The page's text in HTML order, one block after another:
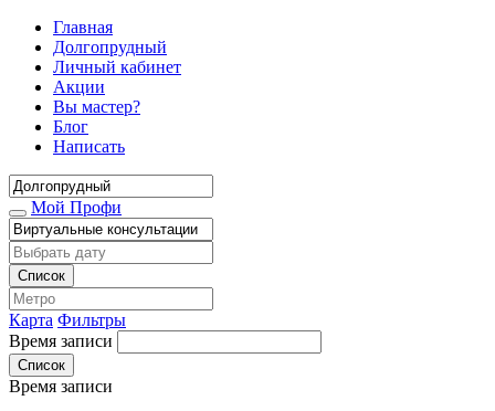
Главная
Долгопрудный
Личный кабинет
Акции
Вы мастер?
Блог
Написать
Мой Профи
Список
Карта Фильтры
Время записи
Список
Время записи